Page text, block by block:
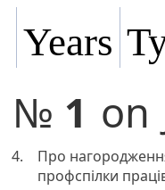
Years
№ 1 on
4.
Про
профспілки